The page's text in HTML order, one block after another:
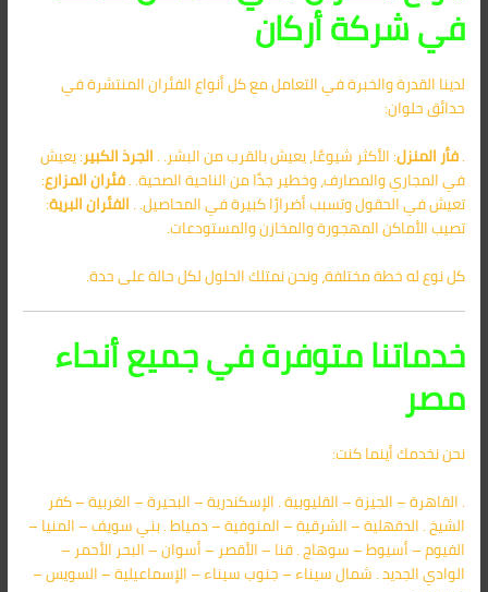
في شركة أركان
لدينا القدرة والخبرة في التعامل مع كل أنواع الفئران المنتشرة في
حدائق حلوان:
.فأر المنزل: الأكثر شيوعًا، يعيش بالقرب من البشر. .الجرذ الكبير: يعيش
في المجاري والمصارف، وخطير جدًا من الناحية الصحية. .فئران المزارع:
تعيش في الحقول وتسبب أضرارًا كبيرة في المحاصيل. .الفئران البرية:
تصيب الأماكن المهجورة والمخازن والمستودعات.
كل نوع له خطة مختلفة، ونحن نمتلك الحلول لكل حالة على حدة.
خدماتنا متوفرة في جميع أنحاء
مصر
نحن نخدمك أينما كنت:
. القاهرة – الجيزة – القليوبية . الإسكندرية – البحيرة – الغربية – كفر
الشيخ . الدقهلية – الشرقية – المنوفية – دمياط . بني سويف – المنيا –
الفيوم – أسيوط – سوهاج . قنا – الأقصر – أسوان – البحر الأحمر –
الوادي الجديد . شمال سيناء – جنوب سيناء – الإسماعيلية – السويس –